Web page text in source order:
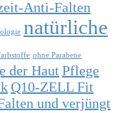
Anti-Falten
natürliche
ohne Parabene
der HautPflege
Q10-ZELL Fit
und verjüngt